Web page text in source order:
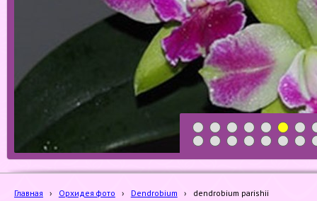
1 2 3 4 5 6 7
8
19 20 21 22 23 24 25
Главная › Орхидея фото › Dendrobium › dendrobium parishii